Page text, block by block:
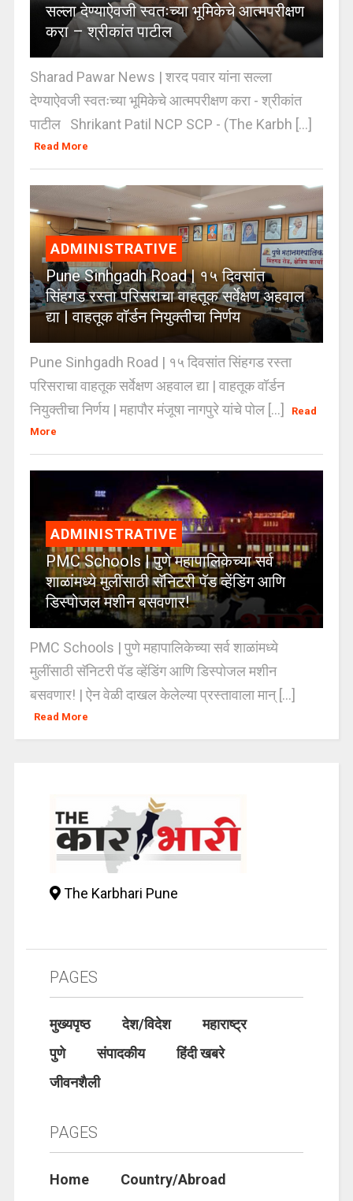
सल्ला देण्याऐवजी स्वतःच्या भूमिकेचे आत्मपरीक्षण
करा – श्रीकांत पाटील
Sharad Pawar News | शरद पवार यांना सल्ला
देण्याऐवजी स्वतःच्या भूमिकेचे आत्मपरीक्षण करा - श्रीकांत
पाटील Shrikant Patil NCP SCP - (The Karbh [...]
Read More
ADMINISTRATIVE
Pune Sinhgadh Road | १५ दिवसांत
सिंहगड रस्ता परिसराचा वाहतूक सर्वेक्षण अहवाल
द्या | वाहतूक वॉर्डन नियुक्तीचा निर्णय
Pune Sinhgadh Road | १५ दिवसांत सिंहगड रस्ता
परिसराचा वाहतूक सर्वेक्षण अहवाल द्या | वाहतूक वॉर्डन
नियुक्तीचा निर्णय | महापौर मंजूषा नागपुरे यांचे पोल [...]
Read
More
ADMINISTRATIVE
PMC Schools | पुणे महापालिकेच्या सर्व
शाळांमध्ये मुलींसाठी सॅनिटरी पॅड व्हेंडिंग आणि
डिस्पोजल मशीन बसवणार!
PMC Schools | पुणे महापालिकेच्या सर्व शाळांमध्ये
मुलींसाठी सॅनिटरी पॅड व्हेंडिंग आणि डिस्पोजल मशीन
बसवणार! | ऐन वेळी दाखल केलेल्या प्रस्तावाला मान् [...]
Read More
The Karbhari Pune
PAGES
मुख्यपृष्ठ देश/विदेश
महाराष्ट्र
पुणे
संपादकीय
हिंदी खबरे
जीवनशैली
PAGES
Home
Country/Abroad